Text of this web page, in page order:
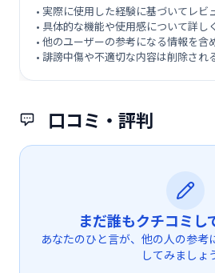
口コミ・評判
まだ誰もクチコミし
あなたのひと言が、他の人の参考
してみましょ
• 実際に使用した経験に基づいてレビ
• 具体的な機能や使用感について詳し
• 他のユーザーの参考になる情報を含
• 誹謗中傷や不適切な内容は削除され